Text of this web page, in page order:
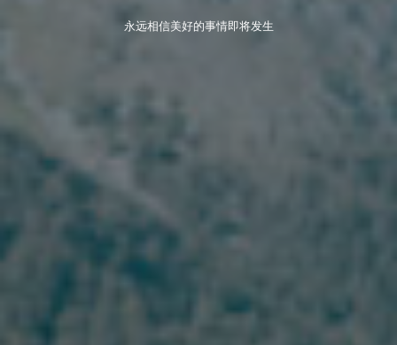
永远相信美好的事情即将发生